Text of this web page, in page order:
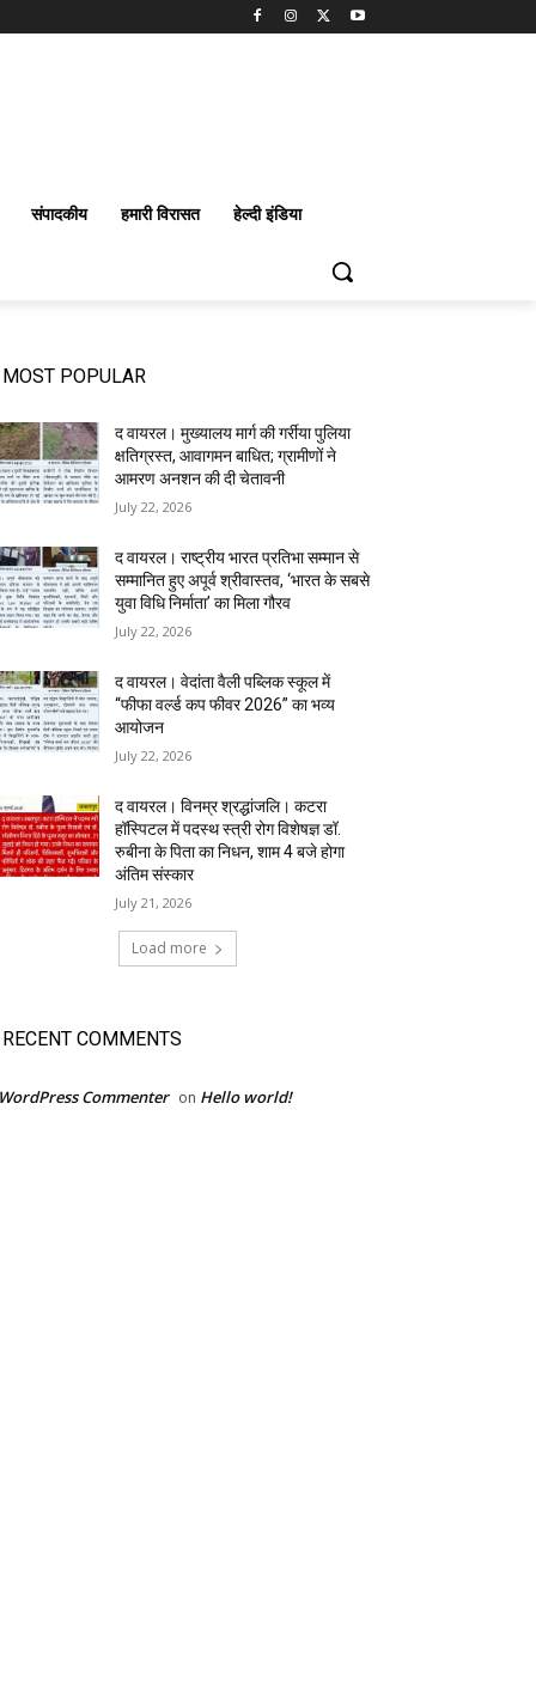
संपादकीय हमारी विरासत हेल्दी इंडिया
MOST POPULAR
द वायरल। मुख्यालय मार्ग की गर्रीया पुलिया
क्षतिग्रस्त, आवागमन बाधित; ग्रामीणों ने
आमरण अनशन की दी चेतावनी
July 22, 2026
द वायरल। राष्ट्रीय भारत प्रतिभा सम्मान से
सम्मानित हुए अपूर्व श्रीवास्तव, ‘भारत के सबसे
युवा विधि निर्माता’ का मिला गौरव
July 22, 2026
द वायरल। वेदांता वैली पब्लिक स्कूल में
“फीफा वर्ल्ड कप फीवर 2026” का भव्य
आयोजन
July 22, 2026
द वायरल। विनम्र श्रद्धांजलि। कटरा
हॉस्पिटल में पदस्थ स्त्री रोग विशेषज्ञ डॉ.
रुबीना के पिता का निधन, शाम 4 बजे होगा
अंतिम संस्कार
July 21, 2026
Load more
RECENT COMMENTS
Commenter on Hello world!